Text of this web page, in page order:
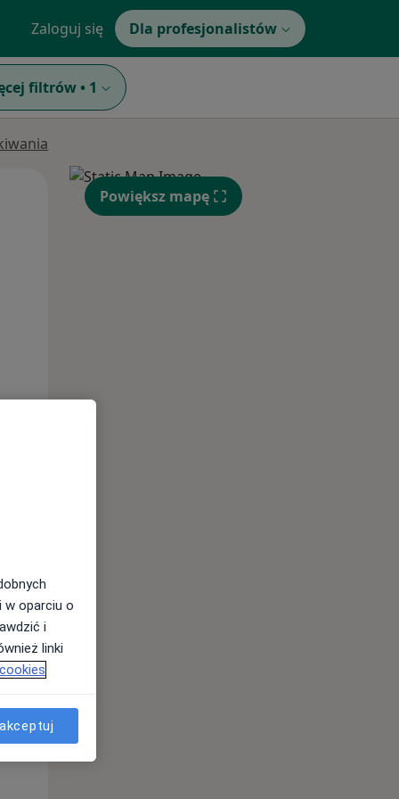
Zaloguj się Dla profesjonalistów
filtrów • 1
Wt, Śr,
10 Sie
Powiększ mapę
w oparciu o
i
linki